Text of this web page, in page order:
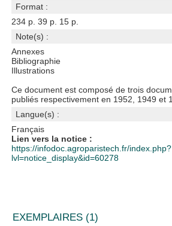
Format :
234 p. 39 p. 15 p.
Note(s) :
Annexes
Bibliographie
Illustrations
Ce document est composé de trois
publiés respectivement en 1952, 1949 et
Langue(s) :
Français
Lien vers la notice :
https://infodoc.agroparistech.fr/index.php?
lvl=notice_display&id=60278
EXEMPLAIRES (1)